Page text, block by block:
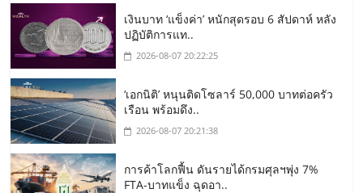
เงินบาท ‘แข็งค่า’ หนักสุดรอบ 6 สัปดาห์ หลัง
ปฏิบัติการแท..
2026-08-07 20:22:25
‘เอกนิติ’ หนุนติดโซลาร์ 50,000 บาทต่อครัว
เรือน พร้อมดึง..
2026-08-07 20:21:38
การค้าโลกฟื้น ดันรายได้กรมศุลฯพุ่ง 7%
FTA-บาทแข็ง ฉุดอา..